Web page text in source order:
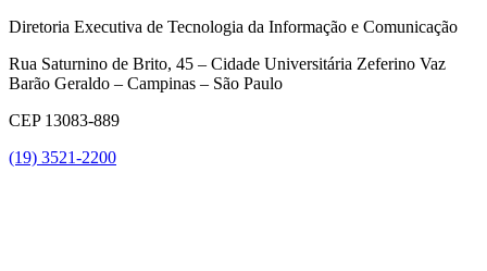
Diretoria Executiva de Tecnologia da Informação e Comunicação
Rua Saturnino de Brito, 45 – Cidade Universitária Zeferino Vaz
Barão Geraldo – Campinas – São Paulo
CEP 13083-889
(19) 3521-2200